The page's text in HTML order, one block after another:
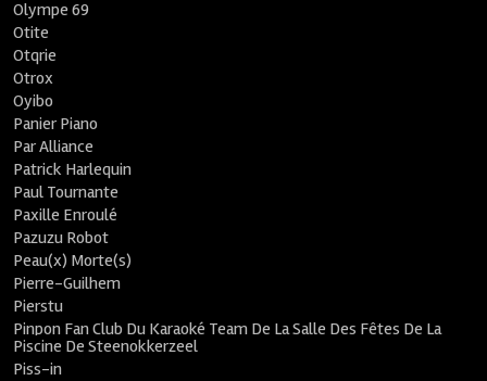
Olympe 69
Otite
Otqrie
Otrox
Oyibo
Panier Piano
Par Alliance
Patrick Harlequin
Paul Tournante
Paxille Enroulé
Pazuzu Robot
Peau(x) Morte(s)
Pierre-Guilhem
Pierstu
Pinpon Fan Club Du Karaoké Team De La Salle Des Fêtes De La
Piscine De Steenokkerzeel
Piss-in